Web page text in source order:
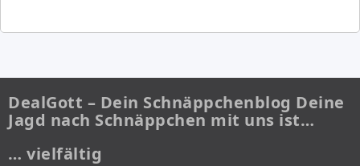
DealGott – Dein Schnäppchenblog Deine
Jagd nach Schnäppchen mit uns ist…
… vielfältig